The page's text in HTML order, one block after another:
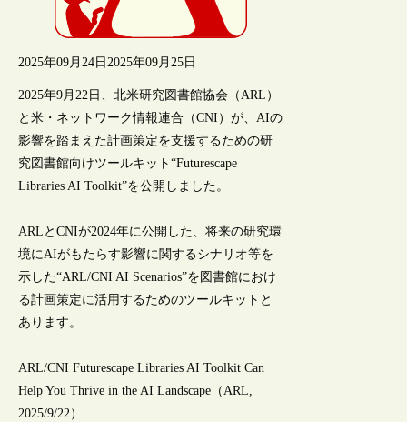
2025年09月24日 2025年09月25日
2025年9月22日、北米研究図書館協会（ARL）
と米・ネットワーク情報連合（CNI）が、AIの
影響を踏まえた計画策定を支援するための研
究図書館向けツールキット“Futurescape
Libraries AI Toolkit”を公開しました。
ARLとCNIが2024年に公開した、将来の研究環
境にAIがもたらす影響に関するシナリオ等を
示した“ARL/CNI AI Scenarios”を図書館におけ
る計画策定に活用するためのツールキットと
あります。
ARL/CNI Futurescape Libraries AI Toolkit Can
Help You Thrive in the AI Landscape（ARL,
2025/9/22）